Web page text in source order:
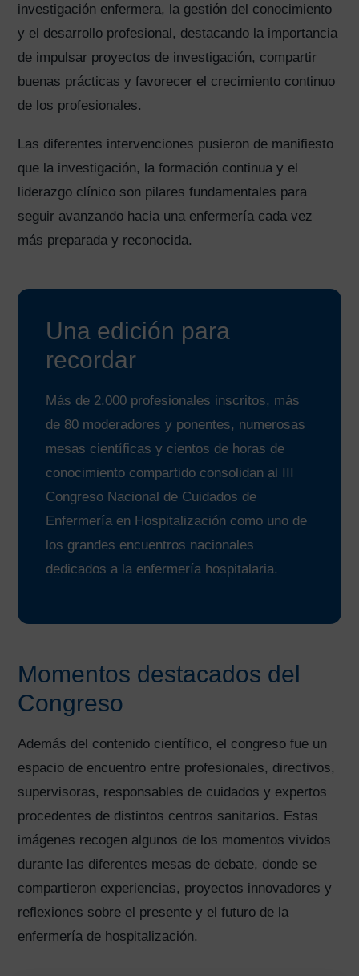
investigación enfermera, la gestión del conocimiento
y el desarrollo profesional, destacando la importancia
de impulsar proyectos de investigación, compartir
buenas prácticas y favorecer el crecimiento continuo
de los profesionales.
Las diferentes intervenciones pusieron de manifiesto
que la investigación, la formación continua y el
liderazgo clínico son pilares fundamentales para
seguir avanzando hacia una enfermería cada vez
más preparada y reconocida.
Una edición para
recordar
Más de 2.000 profesionales inscritos, más
de 80 moderadores y ponentes, numerosas
mesas científicas y cientos de horas de
conocimiento compartido consolidan al III
Congreso Nacional de Cuidados de
Enfermería en Hospitalización como uno de
los grandes encuentros nacionales
dedicados a la enfermería hospitalaria.
Momentos destacados del
Congreso
Además del contenido científico, el congreso fue un
espacio de encuentro entre profesionales, directivos,
supervisoras, responsables de cuidados y expertos
procedentes de distintos centros sanitarios. Estas
imágenes recogen algunos de los momentos vividos
durante las diferentes mesas de debate, donde se
compartieron experiencias, proyectos innovadores y
reflexiones sobre el presente y el futuro de la
enfermería de hospitalización.